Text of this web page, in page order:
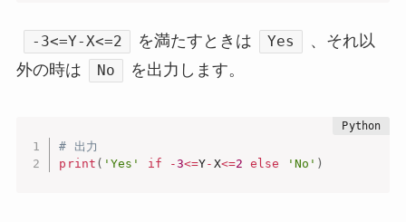
-3<=Y-X<=2 を満たすときは Yes
、それ以
外の時は
No を出力します。
# 出力
print ( 'Yes' if -3<=Y- X<=2 else 'No' )